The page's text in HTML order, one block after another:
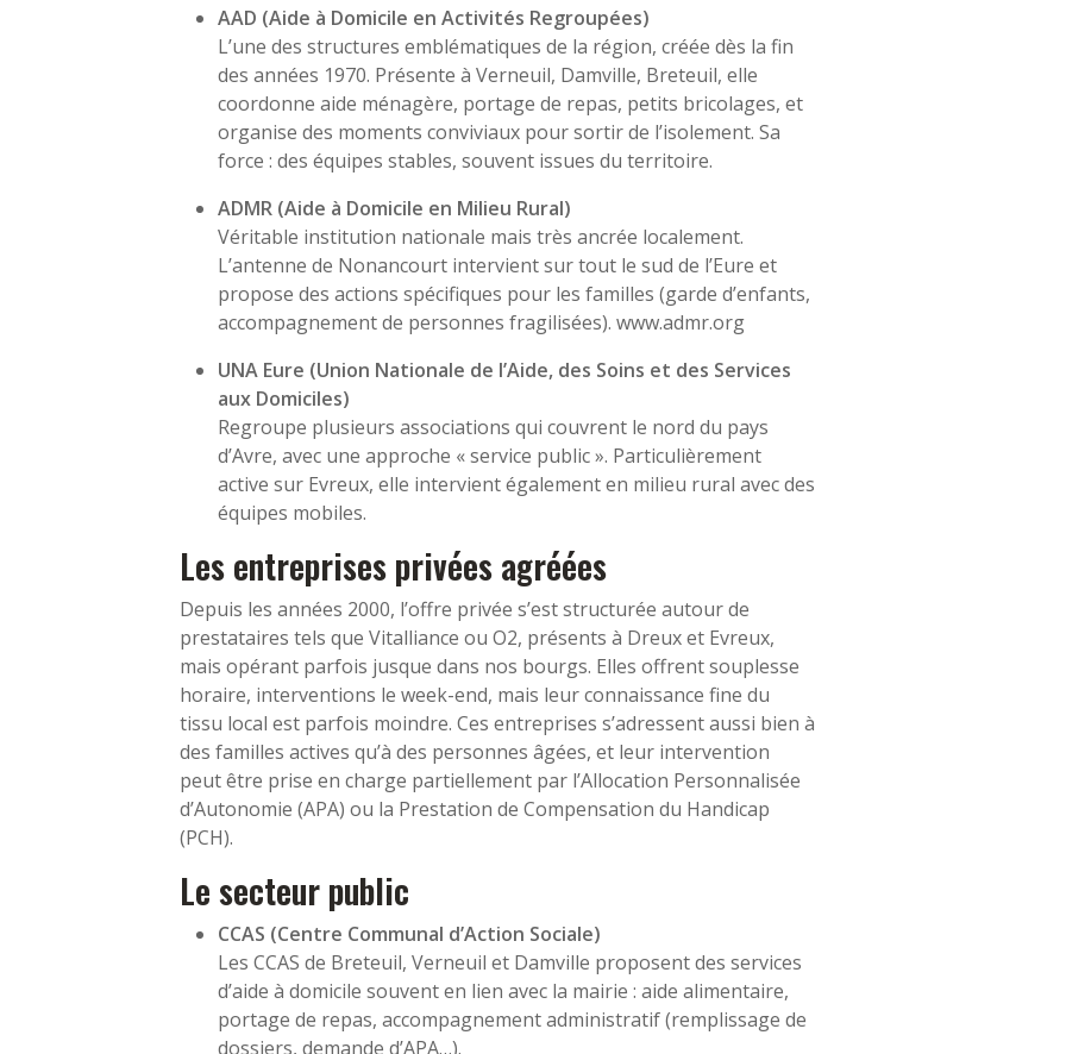
AAD (Aide à Domicile en Activités Regroupées)
L’une des structures emblématiques de la région, créée dès la fin
des années 1970. Présente à Verneuil, Damville, Breteuil, elle
coordonne aide ménagère, portage de repas, petits bricolages, et
organise des moments conviviaux pour sortir de l’isolement. Sa
force : des équipes stables, souvent issues du territoire.
ADMR (Aide à Domicile en Milieu Rural)
Véritable institution nationale mais très ancrée localement.
L’antenne de Nonancourt intervient sur tout le sud de l’Eure et
propose des actions spécifiques pour les familles (garde d’enfants,
accompagnement de personnes fragilisées). www.admr.org
UNA Eure (Union Nationale de l’Aide, des Soins et des Services
aux Domiciles)
Regroupe plusieurs associations qui couvrent le nord du pays
d’Avre, avec une approche « service public ». Particulièrement
active sur Evreux, elle intervient également en milieu rural avec des
équipes mobiles.
Les entreprises privées agréées
Depuis les années 2000, l’offre privée s’est structurée autour de
prestataires tels que Vitalliance ou O2, présents à Dreux et Evreux,
mais opérant parfois jusque dans nos bourgs. Elles offrent souplesse
horaire, interventions le week-end, mais leur connaissance fine du
tissu local est parfois moindre. Ces entreprises s’adressent aussi bien à
des familles actives qu’à des personnes âgées, et leur intervention
peut être prise en charge partiellement par l’Allocation Personnalisée
d’Autonomie (APA) ou la Prestation de Compensation du Handicap
(PCH).
Le secteur public
CCAS (Centre Communal d’Action Sociale)
Les CCAS de Breteuil, Verneuil et Damville proposent des services
d’aide à domicile souvent en lien avec la mairie : aide alimentaire,
portage de repas, accompagnement administratif (remplissage de
dossiers, demande d’APA…).